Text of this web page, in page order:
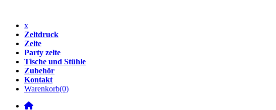
x
Zeltdruck
Zelte
Party zelte
Tische und Stühle
Zubehör
Kontakt
Warenkorb(0)